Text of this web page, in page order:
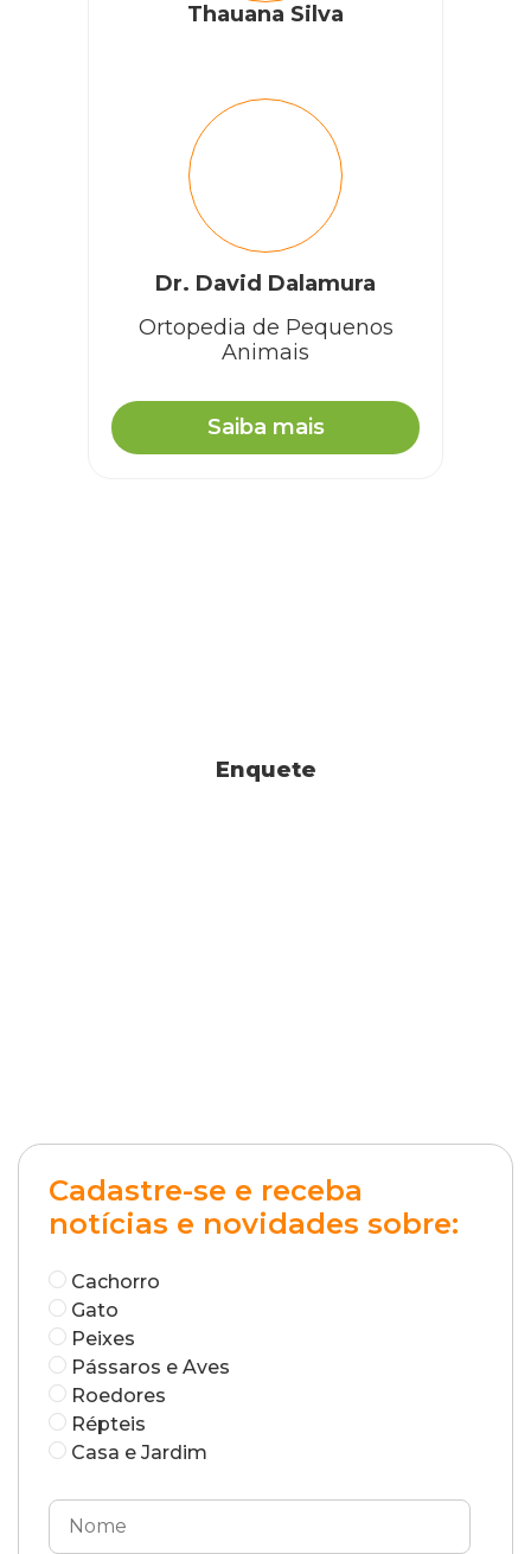
Thauana Silva
Dr. David Dalamura
Ortopedia de Pequenos
Animais
Saiba mais
Enquete
Cadastre-se e receba
notícias e novidades sobre:
Cachorro
Gato
Peixes
Pássaros e Aves
Roedores
Répteis
Casa e Jardim